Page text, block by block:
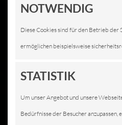
NOTWENDIG
Diese Cookies sind für den Betrieb
ermöglichen beispielsweise
STATISTIK
Um unser Angebot und unsere
Bedürfnisse der Besucher